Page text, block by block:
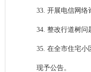
33. 开展电信网络
34. 整改行道树问
35. 在全市住宅小
现予公告。